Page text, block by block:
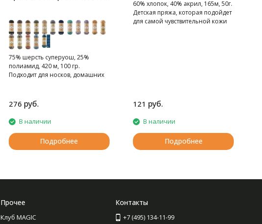
75% шерсть суперуош, 25%
полиамид, 420 м, 100 гр.
Подходит для носков, домашних
276 руб.
В наличии
Подробнее
60% хлопок, 40% акрил, 165м, 50г.
Детская пряжа, которая подойдет
для самой чувствительной кожи
121 руб.
В наличии
Подробнее
Прочее
Клуб MAGIC
Контакты
+7 (495) 134-11-99